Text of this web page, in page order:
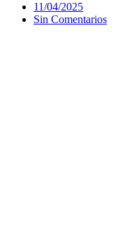
11/04/2025
Sin Comentarios